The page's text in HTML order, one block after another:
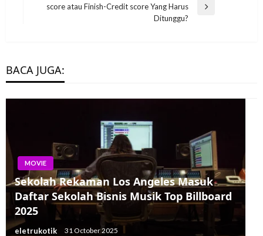
Next
score atau Finish-Credit score Yang Harus
Ditunggu?
BACA JUGA:
MOVIE
Sekolah Rekaman Los Angeles Masuk
Daftar Sekolah Bisnis Musik Top Billboard
2025
eletrukotik 31 October 2025
MOVIE
Art work & Lagu Tema The Boy and The
Heron Diluncurkan untuk Movie Hayao
Miyazaki